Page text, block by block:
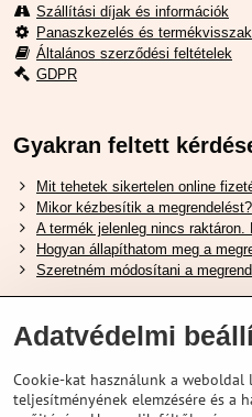
Szállítási díjak és információk
Panaszkezelés és
Általános szerződési feltételek
GDPR
Gyakran feltett
Mit tehetek sikertelen online
Mikor kézbesítik a megrendelést?
A termék jelenleg nincs raktáron.
Hogyan állapíthatom meg a
Szeretném módosítani a
Hasznos Linkek
Hogyan válasszuk ki a
Hogyan válasszuk ki a
Adatvédelmi
Cookie-kat használunk a weboldal
teljesítményének elemzésére és a